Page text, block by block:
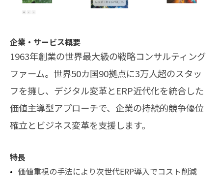
企業・サービス概要
1963年創業の世界最大級の戦略コンサルティング
ファーム。世界50カ国90拠点に3万人超のスタッ
フを擁し、デジタル変革とERP近代化を統合した
価値主導型アプローチで、企業の持続的競争優位
確立とビジネス変革を支援します。
特長
価値重視の手法により次世代ERP導入でコスト削減